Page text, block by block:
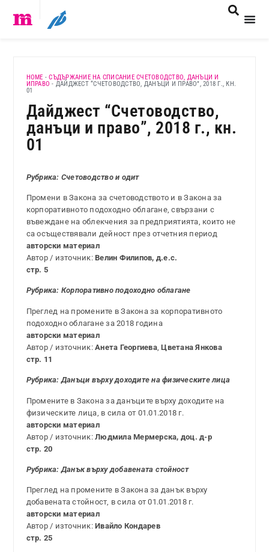
HOME -СЪДЪРЖАНИЕ НА СПИСАНИЕ СЧЕТОВОДСТВО, ДАНЪЦИ И
ИПРАВО - ДАЙДЖЕСТ “СЧЕТОВОДСТВО, ДАНЪЦИ И ПРАВО”, 2018 Г., КН.
01
Дайджест “Счетоводство,
данъци и право”, 2018 г., кн.
01
Рубрика: Счетоводство и одит
Промени в Закона за счетоводството и в Закона за
корпоративното подоходно облагане, свързани с
въвеждане на облекчения за предприятията, които не
са осъществявали дейност през отчетния период
авторски материал
Автор / източник:Велин Филипов, д.е.с.
стр. 5
Рубрика: Корпоративно подоходно облагане
Преглед на промените в Закона за корпоративното
подоходно облагане за 2018 година
авторски материал
Автор / източник:Анета Георгиева,Цветана Янкова
стр. 11
Рубрика: Данъци върху доходите на физическите лица
Промените в Закона за данъците върху доходите на
физическите лица, в сила от 01.01.2018 г.
авторски материал
Автор / източник:Людмила Мермерска, доц. д-р
стр. 20
Рубрика: Данък върху добавената стойност
Преглед на промените в Закона за данък върху
добавената стойност, в сила от 01.01.2018 г.
авторски материал
Автор / източник:Ивайло Кондарев
стр. 25